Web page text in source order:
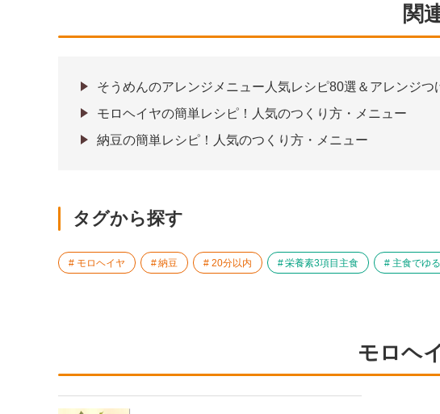
関
そうめんのアレンジメニュー人気レシピ80選＆アレンジつ
モロヘイヤの簡単レシピ！人気のつくり方・メニュー
納豆の簡単レシピ！人気のつくり方・メニュー
タグから探す
モロヘイヤ 納豆 20分以内 栄養素3項目主食 主食でゆ
モロヘ